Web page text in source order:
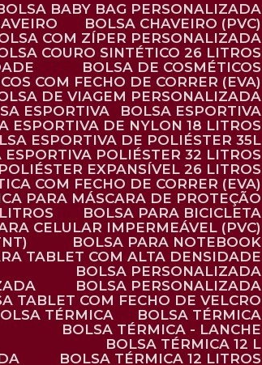
BOLSA BABY BAG PERSONALIZADA
BOLSA CHAVEIRO (PVC)
COM ZÍPER PERSONALIZADA
COURO SINTÉTICO 26 LITROS
BOLSA DE COSMÉTICOS
COM FECHO DE CORRER (EVA)
DE VIAGEM PERSONALIZADA
ESPORTIVA
BOLSA ESPORTIVA
ESPORTIVA DE NYLON 18 LITROS
ESPORTIVA DE POLIÉSTER 35L
ESPORTIVA POLIÉSTER 32 LITROS
EXPANSÍVEL 26 LITROS
COM FECHO DE CORRER (EVA)
PARA MÁSCARA DE PROTEÇÃO
BOLSA PARA BICICLETA
CELULAR IMPERMEÁVEL (PVC)
BOLSA PARA NOTEBOOK
TABLET COM ALTA DENSIDADE
BOLSA PERSONALIZADA
BOLSA PERSONALIZADA
TABLET COM FECHO DE VELCRO
BOLSA TÉRMICA
BOLSA TÉRMICA
BOLSA TÉRMICA - LANCHE
BOLSA TÉRMICA 12 L
BOLSA TÉRMICA 12 LITROS